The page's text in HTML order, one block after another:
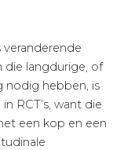
veranderende
die langdurige, of
nodig hebben, is
RCT’s, want die
een kop en een